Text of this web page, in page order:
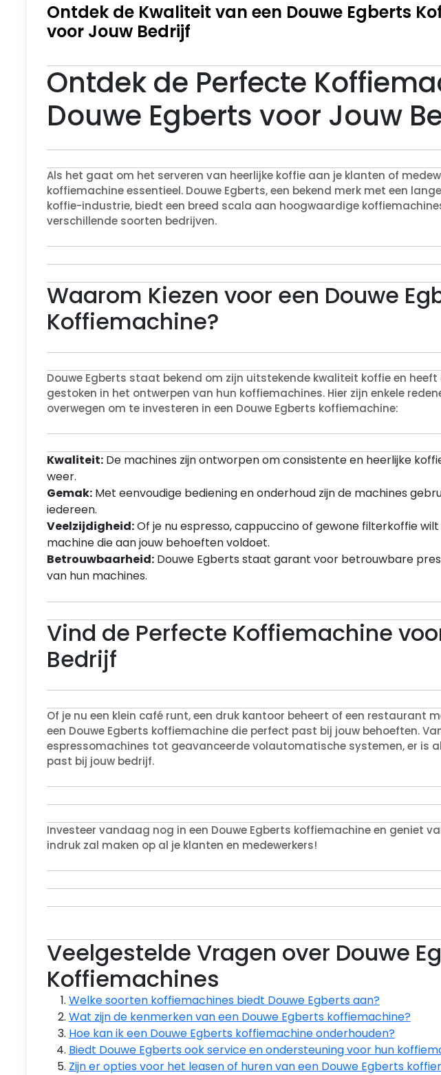
Ontdek de Kwaliteit van een Douwe Egberts
voor Jouw Bedrijf
Ontdek de Perfecte
Douwe Egberts voor Jouw
Als het gaat om het serveren van heerlijke koffie aan je klanten of
koffiemachine essentieel. Douwe Egberts, een bekend merk met een
koffie-industrie, biedt een breed scala aan hoogwaardige
verschillende soorten bedrijven.
Waarom Kiezen voor een Douwe
Koffiemachine?
Douwe Egberts staat bekend om zijn uitstekende kwaliteit koffie en
gestoken in het ontwerpen van hun koffiemachines. Hier zijn enkele
overwegen om te investeren in een Douwe Egberts koffiemachine:
Kwaliteit:De machines zijn ontworpen om consistente en heerlijke
weer.
Gemak:Met eenvoudige bediening en onderhoud zijn de machines
iedereen.
Veelzijdigheid:Of je nu espresso, cappuccino of gewone filterkoffie wilt
machine die aan jouw behoeften voldoet.
Betrouwbaarheid:Douwe Egberts staat garant voor betrouwbare
van hun machines.
Vind de Perfecte Koffiemachine
Bedrijf
Of je nu een klein café runt, een druk kantoor beheert of een restaurant
een Douwe Egberts koffiemachine die perfect past bij jouw behoeften.
espressomachines tot geavanceerde volautomatische systemen, er is
past bij jouw bedrijf.
Investeer vandaag nog in een Douwe Egberts koffiemachine en geniet
indruk zal maken op al je klanten en medewerkers!
Veelgestelde Vragen over Douwe
Koffiemachines
Welke soorten koffiemachines biedt Douwe Egberts aan?
Wat zijn de kenmerken van een Douwe Egberts koffiemachine?
Hoe kan ik een Douwe Egberts koffiemachine onderhouden?
Biedt Douwe Egberts ook service en ondersteuning voor hun
Zijn er opties voor het leasen of huren van een Douwe Egberts